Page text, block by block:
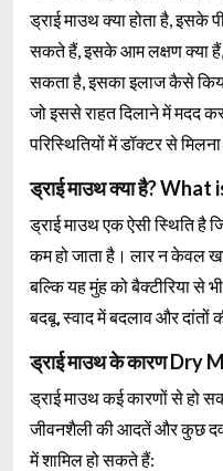
ड्राई माउथ क्या होता है, इसके
सकते हैं, इसके आम लक्षण क्या
सकता है, इसका इलाज कैसे
जो इससे राहत दिलाने में मदद
परिस्थितियों में डॉक्टर से
ड्राई माउथ क्या है?
ड्राई माउथ एक ऐसी स्थिति है
कम हो जाता है। लार न केवल
बल्कि यह मुंह को बैक्टीरिया से
बदबू, स्वाद में बदलाव और दांतों
ड्राई माउथ के कारण Dry
ड्राई माउथ कई कारणों से हो
जीवनशैली की आदतें और कुछ
में शामिल हो सकते हैं: